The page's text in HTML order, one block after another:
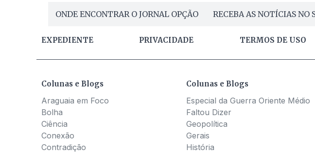
ONDE ENCONTRAR O JORNAL OPÇÃO RECEBA AS NOTÍCIAS NO
EXPEDIENTE PRIVACIDADE TERMOS DE USO
Colunas e Blogs
Araguaia em Foco
Bolha
Ciência
Conexão
Contradição
Colunas e Blogs
Especial da Guerra Oriente Médio
Faltou Dizer
Geopolítica
Gerais
História